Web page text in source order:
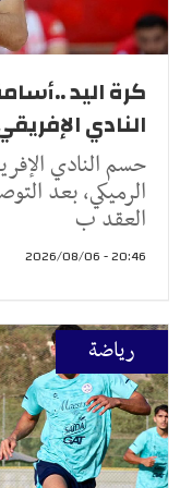
كرة اليد
النادي
حسم النادي
الرميكي، بعد
العقد ب
20:46 - 2026/08/06
رياضة